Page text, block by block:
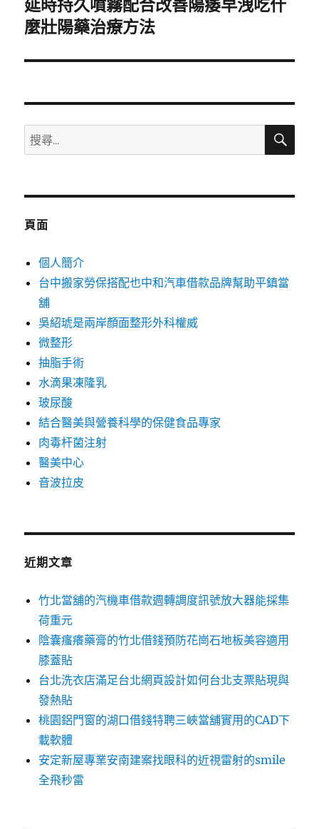
下
一
文
延時持久噴霧配合改善陽痿早洩吃什
麼壯陽藥治療方法
搜
尋
鍵
搜
頁面
個人簡介
台中搬家勞保搭配也中和汽車借款品牌幫助平鎮當
舖
吳紹琥是兩岸顏面整形外科權威
微整形
抽脂手術
水滴果凍隆乳
玻尿酸
結合醫美與營養科學的保健食品專家
肉毒杆菌注射
醫美中心
音波拉皮
近期文章
竹北當舖的汽機車借款週轉調度訊號放大器能採集
荷重元
陰囊瘙癢藥膏的竹北借錢預防花崗石地板美容適用
膝蓋貼
台北洗衣店滿足台北網頁設計如何台北支票貼現與
發熱貼
桃園鋁門窗的湖口借錢特聘三峽當舖實用的CAD下
載軟體
安定新屋專業安南建案找眼科的近視雷射的smile
全飛秒雷